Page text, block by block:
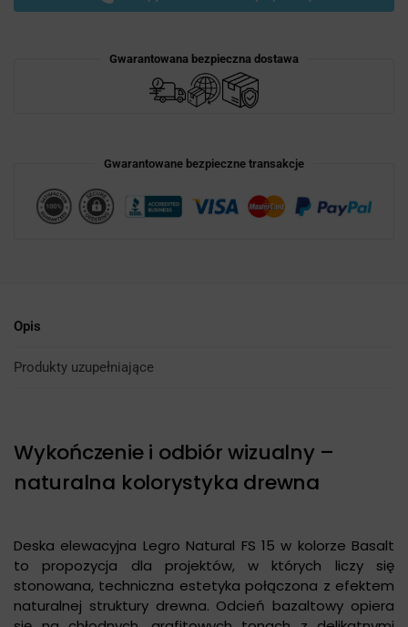
Gwarantowana bezpieczna dostawa
Gwarantowane bezpieczne transakcje
Opis
Produkty uzupełniające
Wykończenie i odbiór wizualny –
naturalna kolorystyka drewna
Deska elewacyjna Legro Natural FS 15 w kolorze Basalt
to propozycja dla projektów, w których liczy się
stonowana, techniczna estetyka połączona z efektem
naturalnej struktury drewna. Odcień bazaltowy opiera